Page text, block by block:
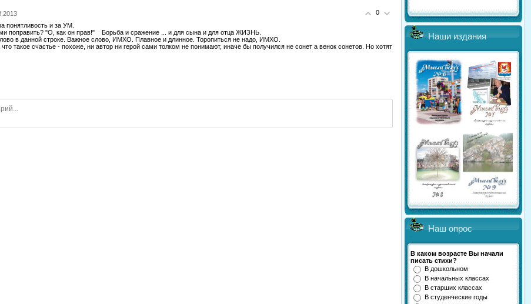
0
понятливость и за УМ.
поправить? "О, как он прав!" Борьба и сражение ... и для сына и для отца ЖИЗНЬ.
в данной строке. Важное слово, ИМХО. Плавное и длинное. Торопиться не надо, ИМХО.
такое счастье - похоже, ни автор ни герой сами толком не понимают, иначе бы получился не сонет а венок сонетов. Но хотят
Наши издания
Наш опрос
В каком возрасте Вы начали
писать стихи?
В дошкольном
В начальных классах
В старших классах
В студенческие годы